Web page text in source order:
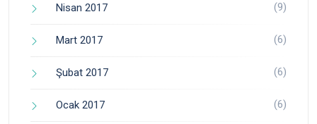
Nisan 2017 (9)
Mart 2017 (6)
Şubat 2017 (6)
Ocak 2017 (6)